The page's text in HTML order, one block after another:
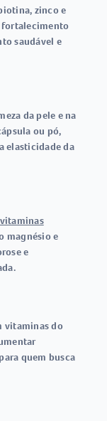
zinco e
fortalecimento
saudável e
da pele e na
ou pó,
elasticidade da
vitaminas
magnésio e
e
vitaminas do
quem busca